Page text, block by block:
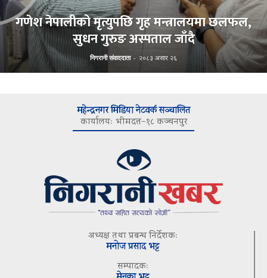
गणेश नेपालीको मृत्युपछि गृह मन्त्रालयमा छलफल,
सुधन गुरुङ अस्पताल जाँदै
निगरानी संवाददाता - २०८३ असार २६
महेन्द्रनगर मिडिया नेटवर्क सञ्चालित
कार्यालयः भीमदत्त–१८ कञ्चनपुर
अध्यक्ष तथा प्रबन्ध निर्देशकः
मनोज प्रसाद भट्ट
सम्पादकः